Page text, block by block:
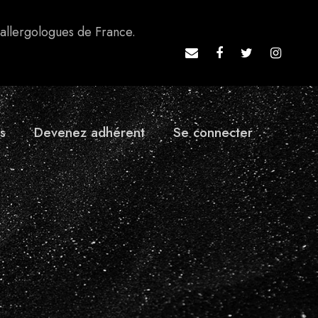
de France.
Devenez adhérent Se connecter